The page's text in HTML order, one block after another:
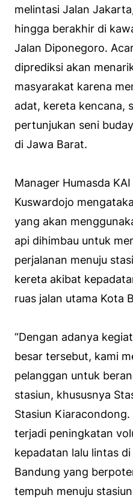
melintasi Jalan
hingga berakhir di
Jalan Diponegoro.
diprediksi akan
masyarakat karena
adat, kereta kencana,
pertunjukan seni
di Jawa Barat.
Manager Humasda
Kuswardojo
yang akan
api dihimbau untuk
perjalanan menuju
kereta akibat
ruas jalan utama Kota
“Dengan adanya
besar tersebut, kami
pelanggan untuk
stasiun, khususnya
Stasiun
terjadi peningkatan
kepadatan lalu lintas
Bandung yang
tempuh menuju